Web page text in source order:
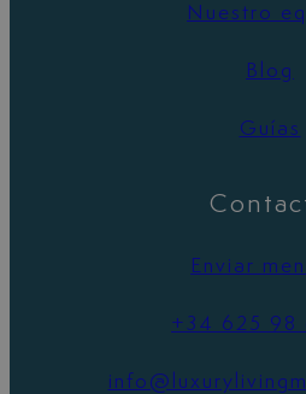
Nuestro
Blog
Guías
Enviar
+34 625 98